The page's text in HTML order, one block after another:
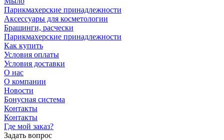
Парикмахерские принадлежности
Аксессуары для косметологии
Брашинги, расчески
Парикмахерские принадлежности
Как купить
Условия оплаты
Условия доставки
О нас
О компании
Новости
Бонусная система
Контакты
Контакты
Где мой заказ?
Задать вопрос